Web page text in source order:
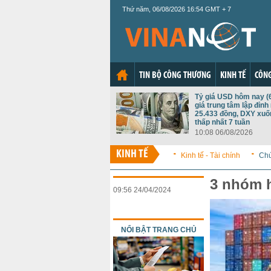
Thứ năm, 06/08/2026 16:54 GMT + 7
TIN BỘ CÔNG THƯƠNG KINH TẾ
Tỷ giá USD hôm nay
giá trung tâm lập
25.433 đồng, DXY
thấp nhất 7 tuần
10:08 06/08/2026
KINH TẾ Kinh tế - Tài chính
3 nhóm
09:56 24/04/2024
NỔI BẬT TRANG CHỦ